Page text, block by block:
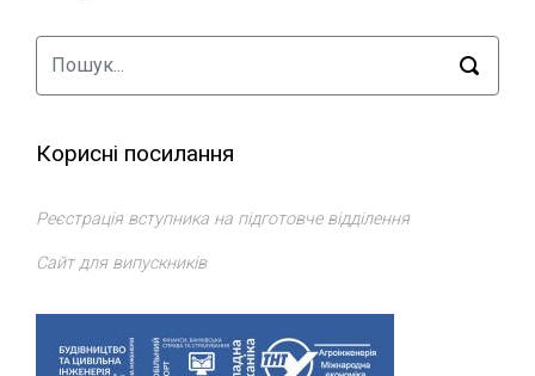
Корисні посилання
Реєстрація вступника на підготовче відділення
Сайт для випускників